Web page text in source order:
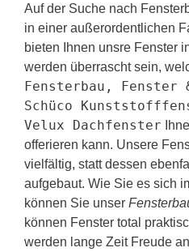
Auf der Suche nach
in einer außerordentlichen
bieten Ihnen unsre Fenster
werden überrascht sein,
Fensterbau, Fenster
Schüco
Velux Dachfenster
offerieren kann. Unsere
vielfältig, statt dessen
aufgebaut. Wie Sie es sich
können Sie unser
können Fenster total
werden lange Zeit Freude an